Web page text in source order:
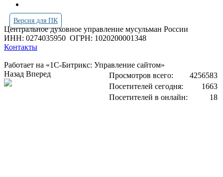
Версия для ПК
Центральное духовное управление мусульман России
ИНН: 0274035950 ОГРН: 1020200001348
Контакты
Работает на «1С-Битрикс: Управление сайтом»
Просмотров всего:
4256583
Посетителей сегодня:
1663
Посетителей в онлайн:
18
Назад Вперед